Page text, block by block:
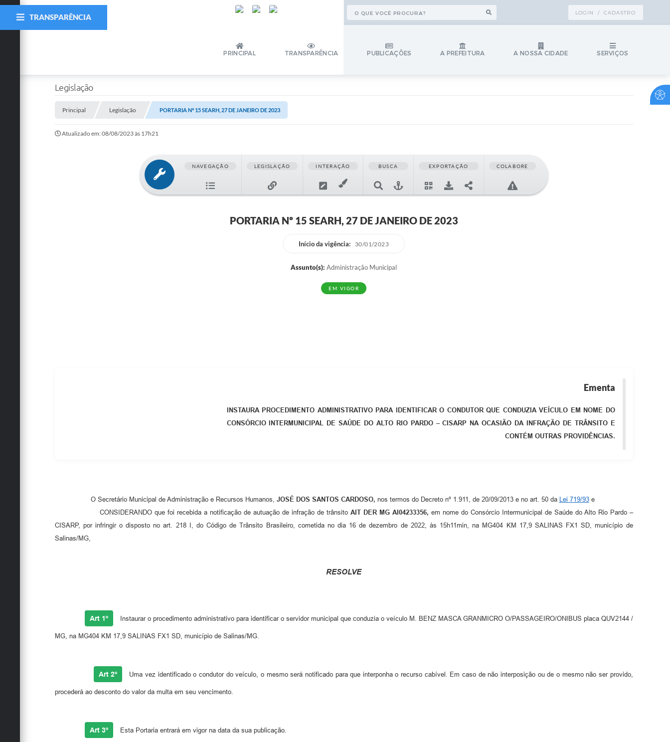
LOGIN / CADASTRO
PRINCIPAL TRANSPARÊNCIA PUBLICAÇÕES A PREFEITURA A NOSSA CIDADE SERVIÇOS
TRANSPARÊNCIA
Legislação
Principal Legislação PORTARIA Nº 15 SEARH, 27 DE JANEIRO DE 2023
Atualizado em: 08/08/2023 às 17h21
NAVEGAÇÃO LEGISLAÇÃO INTERAÇÃO BUSCA EXPORTAÇÃO COLABORE
PORTARIA Nº 15 SEARH, 27 DE JANEIRO DE 2023
Início da vigência: 30/01/2023
Assunto(s): Administração Municipal
EM VIGOR
Ementa
INSTAURA PROCEDIMENTO ADMINISTRATIVO PARA IDENTIFICAR O CONDUTOR QUE CONDUZIA VEÍCULO EM NOME DO
CONSÓRCIO INTERMUNICIPAL DE SAÚDE DO ALTO RIO PARDO – CISARP NA OCASIÃO DA INFRAÇÃO DE TRÂNSITO E
CONTÉM OUTRAS PROVIDÊNCIAS.
O Secretário Municipal de Administração e Recursos Humanos, JOSÉ DOS SANTOS CARDOSO, nos termos do Decreto nº 1.911, de 20/09/2013 e no art. 50 da Lei 719/93e
CONSIDERANDO que foi recebida a notificação de autuação de infração de trânsito AIT DER MG AI04233356, em nome do Consórcio Intermunicipal de Saúde do Alto Rio Pardo –
CISARP, por infringir o disposto no art. 218 I, do Código de Trânsito Brasileiro, cometida no dia 16 de dezembro de 2022, às 15h11min, na MG404 KM 17,9 SALINAS FX1 SD, município de
Salinas/MG,
RESOLVE
Art 1º Instaurar o procedimento administrativo para identificar o servidor municipal que conduzia o veículo M. BENZ MASCA GRANMICRO O/PASSAGEIRO/ONIBUS placa QUV2144 /
MG, na MG404 KM 17,9 SALINAS FX1 SD, município de Salinas/MG.
Art 2º Uma vez identificado o condutor do veículo, o mesmo será notificado para que interponha o recurso cabível. Em caso de não interposição ou de o mesmo não ser provido,
procederá ao desconto do valor da multa em seu vencimento.
Art 3º Esta Portaria entrará em vigor na data da sua publicação.